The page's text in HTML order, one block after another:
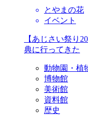
とやまの花
イベント
【あじさい祭り
典に行ってきた
動物園・植
博物館
美術館
資料館
歴史